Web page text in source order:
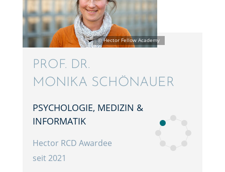
PROF. DR.
MONIKA SCHÖNAUER
PSYCHO­LO­GIE, MEDIZIN &
INFORMATIK
Hector RCD Awardee
seit 2021